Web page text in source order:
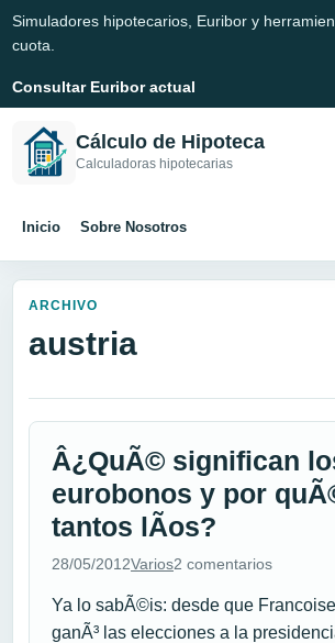
Simuladores hipotecarios, Euribor y
cuota.
Consultar Euribor actual
Cálculo de Hipoteca
Calculadoras hipotecarias
Inicio Sobre Nosotros
ARCHIVO
austria
Â¿QuÃ© significan
eurobonos y por
tantos lÃ­os?
28/05/2012Varios2 comentarios
Ya lo sabÃ©is: desde que
ganÃ³ las elecciones a la